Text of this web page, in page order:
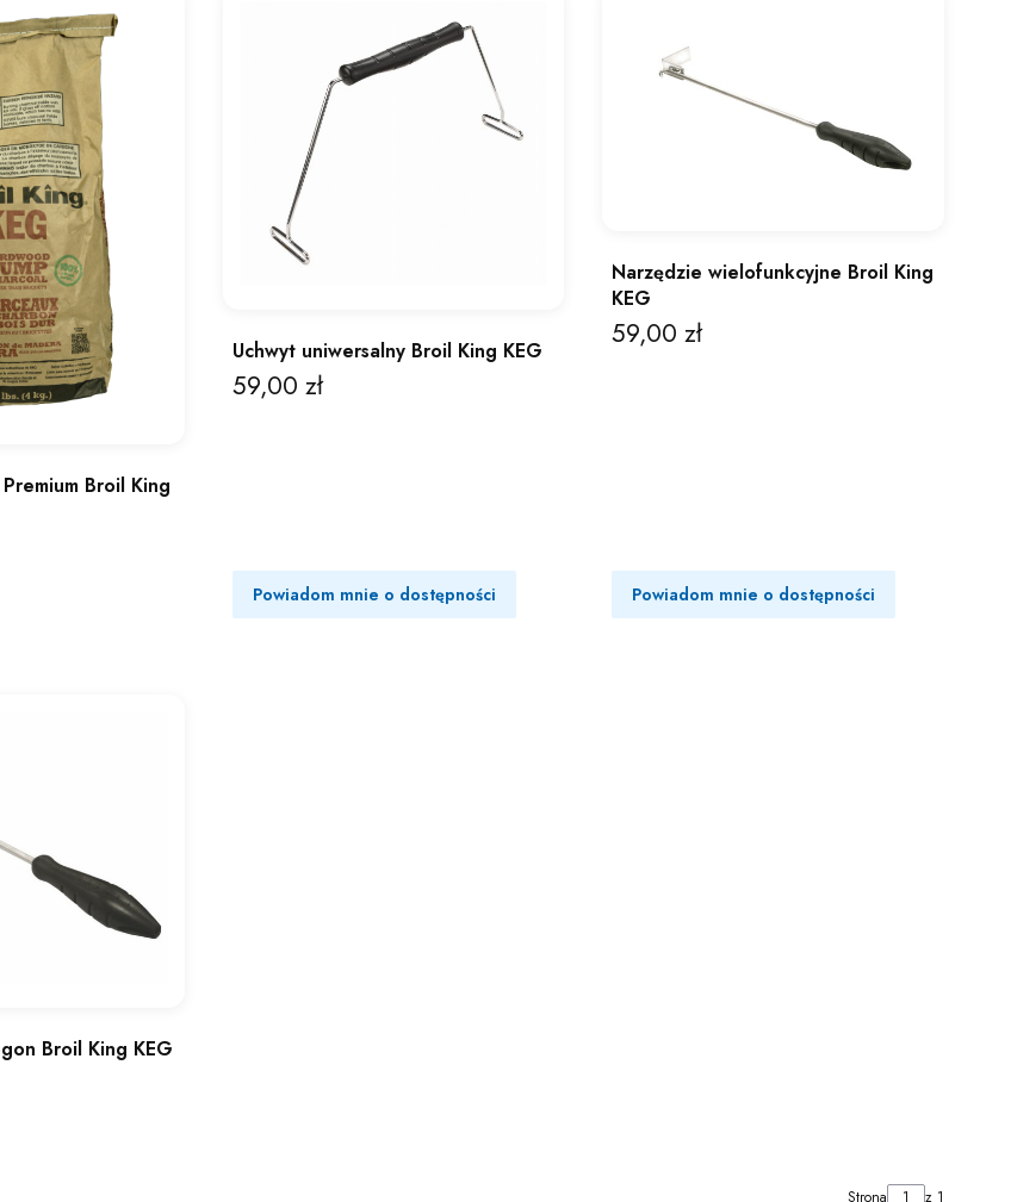
Broil King
Uchwyt uniwersalny Broil King KEG
Cena
59,00 zł
Powiadom mnie o dostępności
Narzędzie wielofunkcyjne Broil King
KEG
Cena
59,00 zł
Powiadom mnie o dostępności
Broil King KEG
Strona z 1